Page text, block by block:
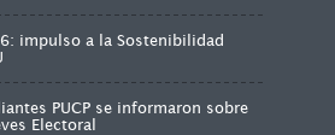
impulso a la Sostenibilidad
PUCP se informaron sobre
Electoral